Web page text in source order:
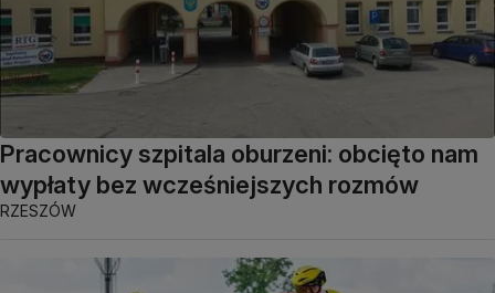
Pracownicy szpitala oburzeni: obcięto nam
wypłaty bez wcześniejszych rozmów
RZESZÓW